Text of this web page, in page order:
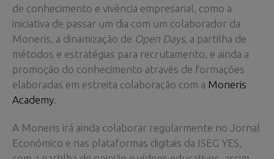
de conhecimento e vivência empresarial, como a
iniciativa de passar um dia com um colaborador da
Moneris, a dinamização de Open Days, a partilha de
métodos e estratégias para recrutamento, e ainda a
promoção do conhecimento através de formações
elaboradas em estreita colaboração com a Moneris
Academy.
A Moneris irá ainda colaborar regularmente no Jornal
Económico e nas plataformas digitais da ISEG YES,